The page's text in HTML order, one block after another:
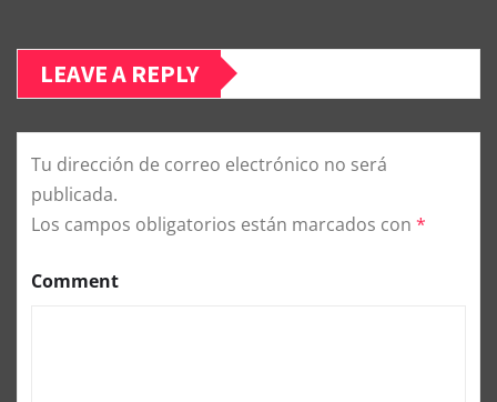
LEAVE A REPLY
Tu dirección de correo electrónico no será
publicada.
Los campos obligatorios están marcados con *
Comment